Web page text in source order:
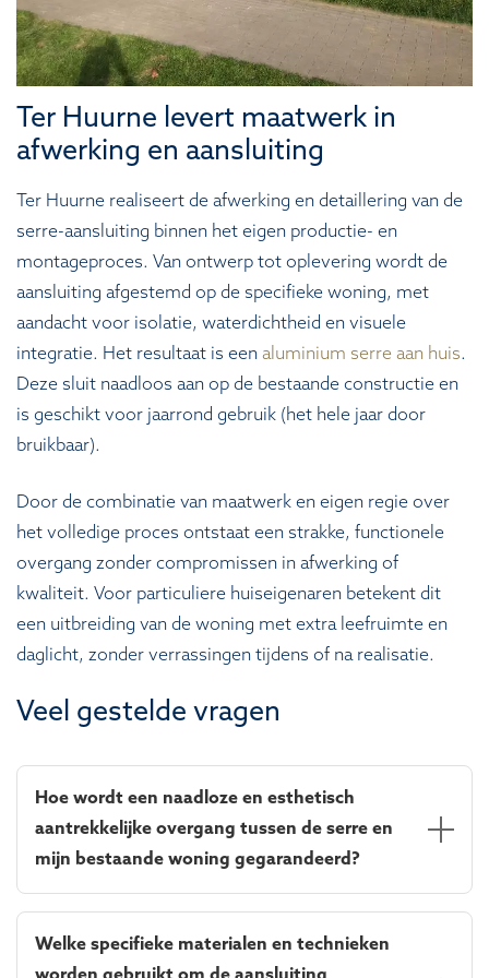
Ter Huurne levert maatwerk in
afwerking en aansluiting
Ter Huurne realiseert de afwerking en detaillering van de
serre-aansluiting binnen het eigen productie- en
montageproces. Van ontwerp tot oplevering wordt de
aansluiting afgestemd op de specifieke woning, met
aandacht voor isolatie, waterdichtheid en visuele
integratie. Het resultaat is een aluminium serre aan huis.
Deze sluit naadloos aan op de bestaande constructie en
is geschikt voor jaarrond gebruik (het hele jaar door
bruikbaar).
Door de combinatie van maatwerk en eigen regie over
het volledige proces ontstaat een strakke, functionele
overgang zonder compromissen in afwerking of
kwaliteit. Voor particuliere huiseigenaren betekent dit
een uitbreiding van de woning met extra leefruimte en
daglicht, zonder verrassingen tijdens of na realisatie.
Veel gestelde vragen
Hoe wordt een naadloze en esthetisch
aantrekkelijke overgang tussen de serre en
mijn bestaande woning gegarandeerd?
wordt gegarandeerd door millimeter-nauwkeurige
inmeting en een 3D-ontwerp, zodat profielen, glas en
Welke specifieke materialen en technieken